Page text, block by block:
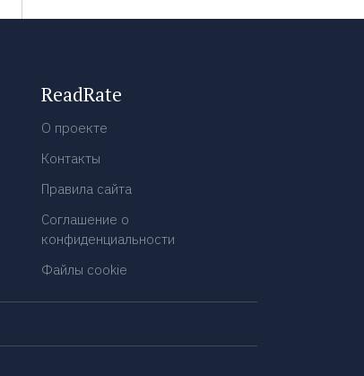
ReadRate
О проекте
Контакты
Правила сайта
Соглашение о
конфиденциальности
Файлы cookie